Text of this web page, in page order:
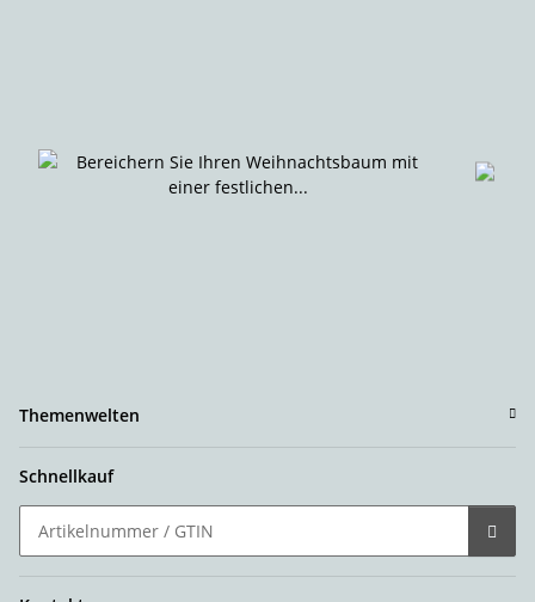
Themenwelten
Schnellkauf